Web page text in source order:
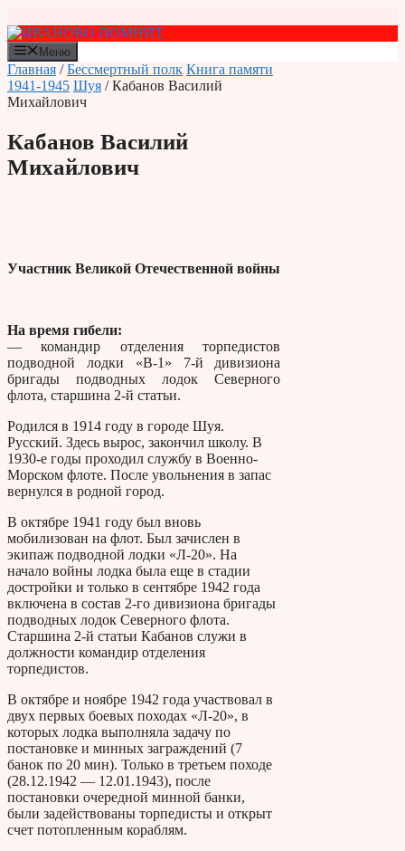
к
содержимому
Меню
Главная /Бессмертный полк Книга памяти
1941-1945 Шуя / Кабанов Василий
Михайлович
Кабанов Василий
Михайлович
Участник Великой Отечественной войны
На время гибели:
— командир отделения торпедистов
подводной лодки «В-1» 7-й дивизиона
бригады подводных лодок Северного
флота, старшина 2-й статьи.
Родился в 1914 году в городе Шуя.
Русский. Здесь вырос, закончил школу. В
1930-е годы проходил службу в Военно-
Морском флоте. После увольнения в запас
вернулся в родной город.
В октябре 1941 году был вновь
мобилизован на флот. Был зачислен в
экипаж подводной лодки «Л-20». На
начало войны лодка была еще в стадии
достройки и только в сентябре 1942 года
включена в состав 2-го дивизиона бригады
подводных лодок Северного флота.
Старшина 2-й статьи Кабанов служи в
должности командир отделения
торпедистов.
В октябре и ноябре 1942 года участвовал в
двух первых боевых походах «Л-20», в
которых лодка выполняла задачу по
постановке и минных заграждений (7
банок по 20 мин). Только в третьем походе
(28.12.1942 — 12.01.1943), после
постановки очередной минной банки,
были задействованы торпедисты и открыт
счет потопленным кораблям.